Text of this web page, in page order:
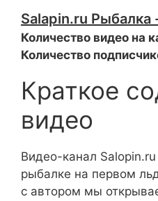
Salapin.ru Рыбалка
Количество видео на
Количество
Краткое
видео
Видео-канал
рыбалке на первом
с автором мы